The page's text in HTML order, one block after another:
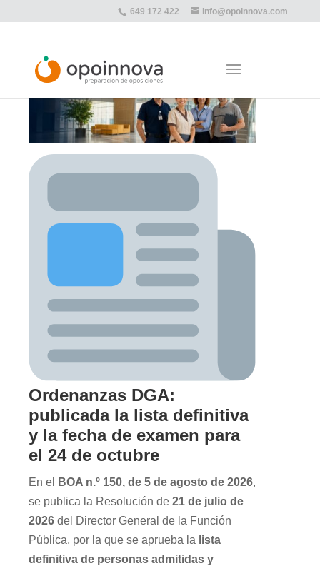
649 172 422 info@opoinnova.com
Ordenanzas DGA:
publicada la lista definitiva
y la fecha de examen para
el 24 de octubre
En el BOA n.º 150, de 5 de agosto de 2026,
se publica la Resolución de 21 de julio de
2026del Director General de la Función
Pública, por la que se aprueba la lista
definitiva de personas admitidas y